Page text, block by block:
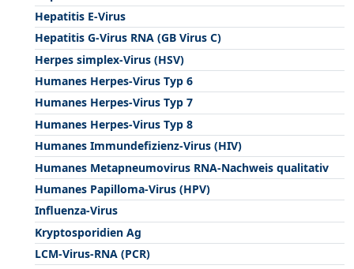
Hepatitis E-Virus
Hepatitis G-Virus RNA (GB Virus C)
Herpes simplex-Virus (HSV)
Humanes Herpes-Virus Typ 6
Humanes Herpes-Virus Typ 7
Humanes Herpes-Virus Typ 8
Humanes Immundefizienz-Virus (HIV)
Humanes Metapneumovirus RNA-Nachweis qualitativ
Humanes Papilloma-Virus (HPV)
Influenza-Virus
Kryptosporidien Ag
LCM-Virus-RNA (PCR)